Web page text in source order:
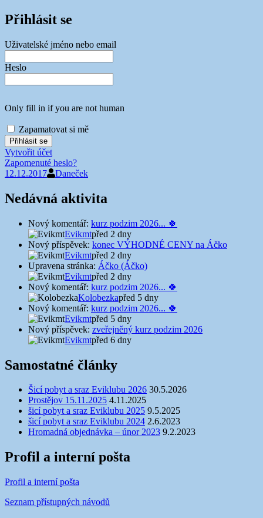
Přihlásit se
Uživatelské jméno nebo email
Heslo
Only fill in if you are not human
Zapamatovat si mě
Vytvořit účet
Zapomenuté heslo?
12.12.2017
Daneček
Nedávná aktivita
Nový komentář: kurz podzim 2026... 🍀
Evikmtpřed 2 dny
Nový příspěvek: konec VÝHODNÉ CENY na Áčko
Evikmtpřed 2 dny
Upravena stránka: Áčko (Áčko)
Evikmtpřed 2 dny
Nový komentář: kurz podzim 2026... 🍀
Kolobezkapřed 5 dny
Nový komentář: kurz podzim 2026... 🍀
Evikmtpřed 5 dny
Nový příspěvek: zveřejněný kurz podzim 2026
Evikmtpřed 6 dny
Samostatné články
Šicí pobyt a sraz Eviklubu 2026 30.5.2026
Prostějov 15.11.2025 4.11.2025
šicí pobyt a sraz Eviklubu 2025 9.5.2025
šicí pobyt a sraz Eviklubu 2024 2.6.2023
Hromadná objednávka – únor 2023 9.2.2023
Profil a interní pošta
Profil a interní pošta
Seznam přístupných návodů